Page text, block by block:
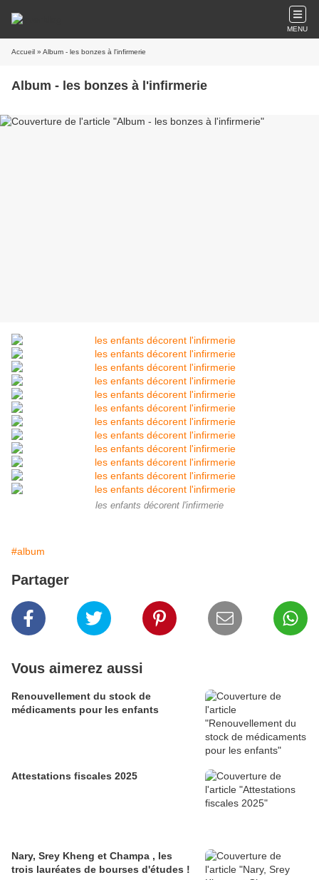
MENU
Accueil » Album - les bonzes à l'infirmerie
Album - les bonzes à l'infirmerie
les enfants décorent l'infirmerie
#album
Partager
Vous aimerez aussi
Renouvellement du stock de
médicaments pour les enfants
Attestations fiscales 2025
Nary, Srey Kheng et Champa , les
trois lauréates de bourses d'études !